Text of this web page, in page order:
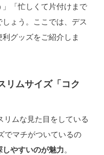
」「忙しくて片付けまで
ょう。ここでは、デス
グッズをご紹介しま
リムサイズ「コク
ムな見た目をしている
でマチがついているの
やすいのが魅力。